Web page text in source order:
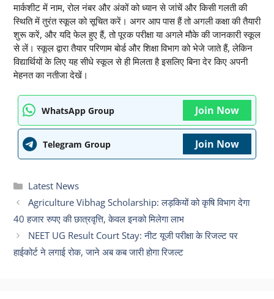
मार्कशीट में नाम, रोल नंबर और अंकों को ध्यान से जांचें और किसी गलती की
स्थिति में तुरंत स्कूल को सूचित करें। अगर आप पास हैं तो अगली कक्षा की तैयारी
शुरू करें, और यदि फेल हुए हैं, तो पूरक परीक्षा या अगले मौके की जानकारी स्कूल
से लें। स्कूल द्वारा तैयार परिणाम बोर्ड और शिक्षा विभाग को भेजे जाते हैं, लेकिन
विद्यार्थियों के लिए यह सीधे स्कूल से ही मिलता है इसलिए बिना देर किए अपनी
मेहनत का नतीजा देखें।
WhatsApp Group Join Now
Telegram Group Join Now
Categories
Latest News
Agriculture Vibhag Scholarship: लड़कियों को कृषि विभाग देगा
40 हजार रुपए की छात्रवृत्ति, केवल इनको मिलेगा लाभ
NEET UG Result Court Stay: नीट यूजी परीक्षा के रिजल्ट पर
हाईकोर्ट ने लगाई रोक, जाने अब कब जारी होगा रिजल्ट